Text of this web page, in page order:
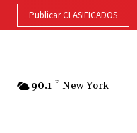
Publicar CLASIFICADOS
90.1 F New York